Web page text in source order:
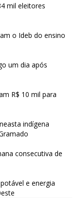
mil eleitores
o Ideb do ensino
um dia após
R$ 10 mil para
indígena
consecutiva de
e energia